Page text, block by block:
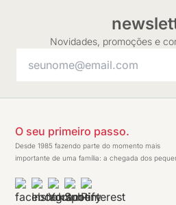
Novidades, promoções e
O seu primeiro passo.
Desde 1985 fazendo parte do momento mais
importante de uma família: a chegada dos